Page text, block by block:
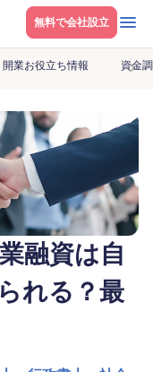
無料で会社設立 メニ
開業お役立ち情報 資金
融資は自
れる？最